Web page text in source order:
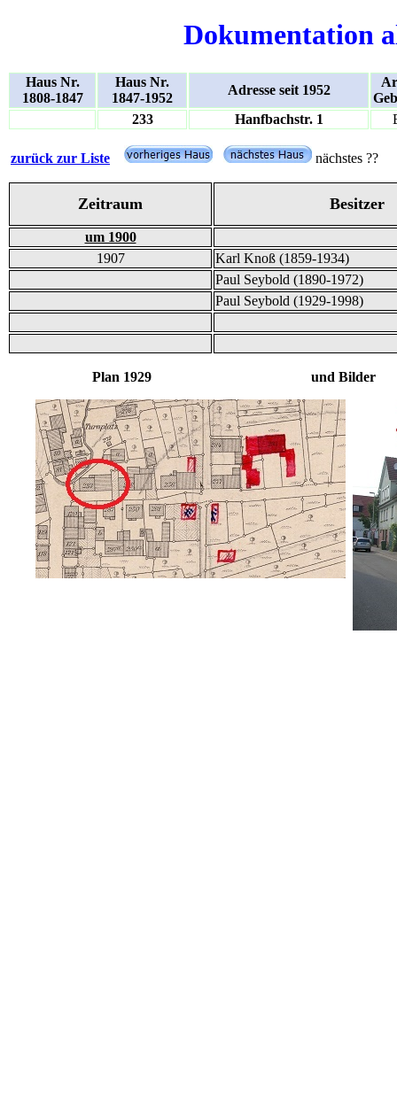
Dokumentation
Haus Nr.
1808-1847
Haus Nr.
1847-1952
Adresse seit 1952
233
Hanfbachstr. 1
zurück zur Liste nächstes ??
Zeitraum Besitzer
um 1900
1907
Karl Knoß (1859-1934)
Paul Seybold (1890-1972)
Paul Seybold (1929-1998)
Plan 1929 und Bilder